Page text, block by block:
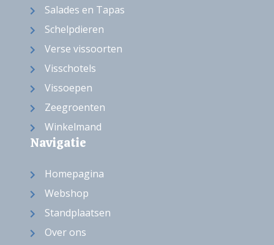
Salades en Tapas
Schelpdieren
Verse vissoorten
Visschotels
Vissoepen
Zeegroenten
Winkelmand
Navigatie
Homepagina
Webshop
Standplaatsen
Over ons